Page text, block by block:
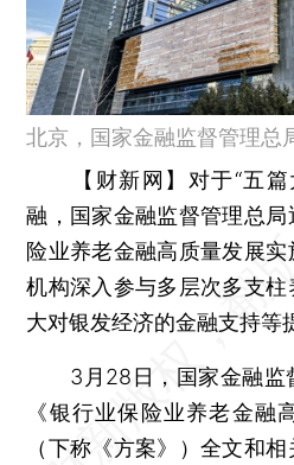
北京，国家金融监督管理总
【财新网】 对于“五
融，国家金融监督管理总
险业养老金融高质量发展
机构深入参与多层次多支
大对银发经济的金融支持等
3月28日，国家金融监
《银行业保险业养老金融
（下称《方案》）全文和